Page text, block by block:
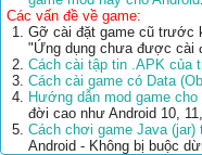
Các vấn đề về game:
Gỡ cài đặt game cũ trước
"Ứng dụng chưa được cài
Cách cài tập tin .APK của
Cách cài game có Data
Hướng dẫn mod game cho
đời cao như Android 10,
Cách chơi game Java
Android - Không bị buộc